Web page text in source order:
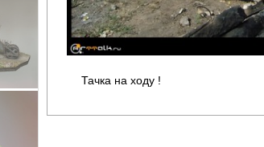
Тачка на ходу !